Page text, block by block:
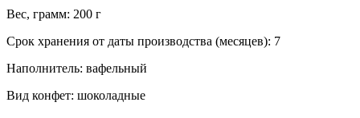
Вес, грамм: 200 г
Срок хранения от даты производства (месяцев): 7
Наполнитель: вафельный
Вид конфет: шоколадные